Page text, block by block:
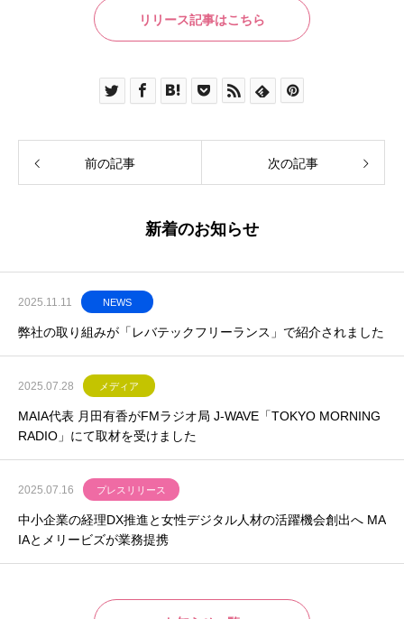
リリース記事はこちら
前の記事 次の記事
新着のお知らせ
2025.11.11 NEWS
弊社の取り組みが「レバテックフリーランス」で紹介されました
2025.07.28 メディア
MAIA代表 月田有香がFMラジオ局 J-WAVE「TOKYO MORNING
RADIO」にて取材を受けました
2025.07.16 プレスリリース
中小企業の経理DX推進と女性デジタル人材の活躍機会創出へ MA
IAとメリービズが業務提携